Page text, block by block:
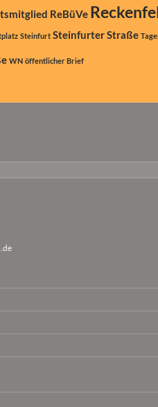
ReBüVe
Steinfurt Steinfurter Straße
WN öffentlicher Brief